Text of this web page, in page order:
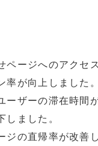
ページへのアクセ
率が向上しました。
ーザーの滞在時間
しました。
ジの直帰率が改善